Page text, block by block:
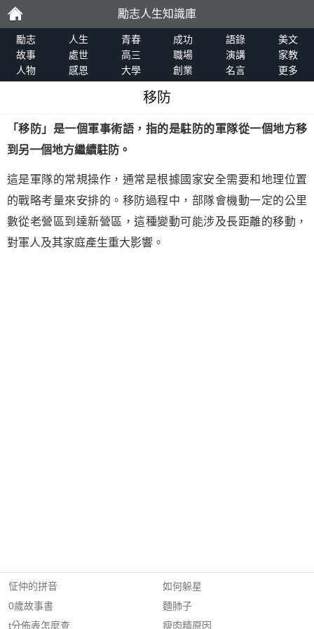
勵
志
勵志人生知識庫
勵志 人生 青春 成功 語錄
美文
故事
處世 高三 職場 演講
家教
人物
感恩 大學 創業 名言 更多
移防
「移防 」是一個軍事術語，指的是駐防的軍隊從一個地方移
到另一個地方繼續駐防。
這是軍隊的常規操作，通常是根據國家安全需要和地理位置
的戰略考量來安排的。移防過程中，部隊會機動一定的公里
數從老營區到達新營區，這種變動可能涉及長距離的移動，
對軍人及其家庭產生重大影響。
怔仲的拼音
0歲故事書
t分佈表怎麼查
如何躲星
麵肺子
瘦肉精原因